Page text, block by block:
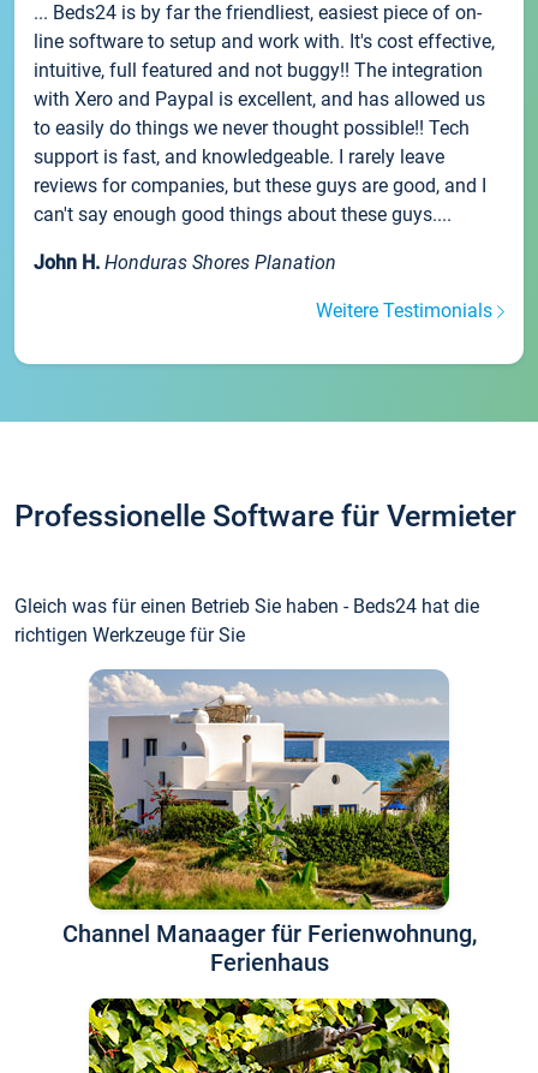
... Beds24 is by far the friendliest, easiest piece of on-
line software to setup and work with. It's cost effective,
intuitive, full featured and not buggy!! The integration
with Xero and Paypal is excellent, and has allowed us
to easily do things we never thought possible!! Tech
support is fast, and knowledgeable. I rarely leave
reviews for companies, but these guys are good, and I
can't say enough good things about these guys....
John H. Honduras Shores Planation
Weitere Testimonials
Professionelle Software für Vermieter
Gleich was für einen Betrieb Sie haben - Beds24 hat die
richtigen Werkzeuge für Sie
Channel Manaager für Ferienwohnung,
Ferienhaus